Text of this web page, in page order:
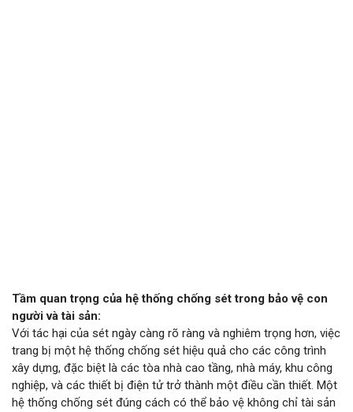
Tầm quan trọng của hệ thống chống sét trong bảo vệ con
người và tài sản:
Với tác hại của sét ngày càng rõ ràng và nghiêm trọng hơn, việc
trang bị một hệ thống chống sét hiệu quả cho các công trình
xây dựng, đặc biệt là các tòa nhà cao tầng, nhà máy, khu công
nghiệp, và các thiết bị điện tử trở thành một điều cần thiết. Một
hệ thống chống sét đúng cách có thể bảo vệ không chỉ tài sản